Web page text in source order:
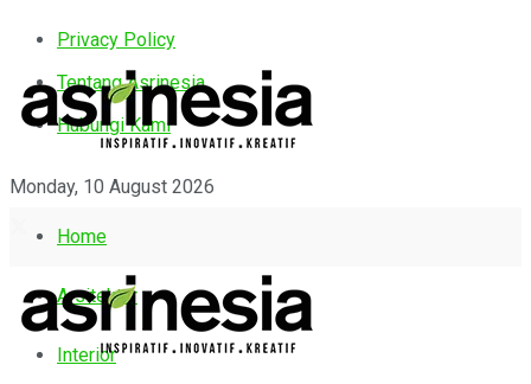
Privacy Policy
Tentang Asrinesia
Hubungi Kami
Monday, 10 August 2026
Home
Arsitektur
Interior